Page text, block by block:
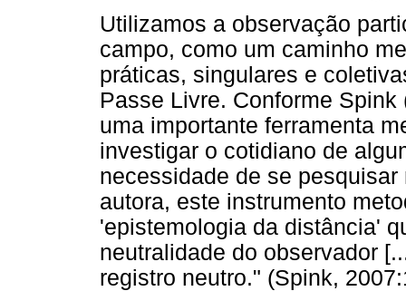
Utilizamos a observação
campo, como um caminho
práticas, singulares e
Passe Livre. Conforme
uma importante ferramenta
investigar o cotidiano de
necessidade de se
autora, este instrumento
'epistemologia da distância'
neutralidade do observador
registro neutro." (Spink,